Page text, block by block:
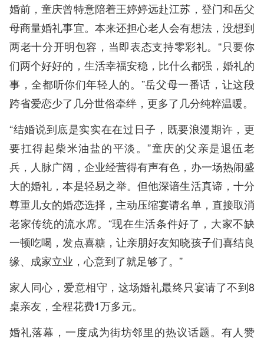
婚前，童庆曾特意陪着王婷婷远赴江苏，登门和岳父
母商量婚礼事宜。本来还担心老人会有想法，没想到
两老十分开明包容，当即表态支持零彩礼。“只要你
们两个好好的，生活幸福安稳，比什么都强，婚礼的
事，全都听你们年轻人的。”岳父母一番话，让这段
跨省爱恋少了几分世俗牵绊，更多了几分纯粹温暖。
“结婚说到底是实实在在过日子，既要浪漫期许，更
要扛得起柴米油盐的平淡。”童庆的父亲是退伍老
兵，人脉广阔，企业经营得有声有色，办一场热闹盛
大的婚礼，本是轻易之举。但他深谙生活真谛，十分
尊重儿女的婚恋选择，主动压缩宴请名单，直接取消
老家传统的流水席。“现在生活条件好了，大家不缺
一顿吃喝，发点喜糖，让亲朋好友知晓孩子们喜结良
缘、成家立业，心意到了就足够了。”
家人同心，爱意相守，这场婚礼最终只宴请了不到8
桌亲友，全程花费1万多元。
婚礼落幕，一度成为街坊邻里的热议话题。有人赞